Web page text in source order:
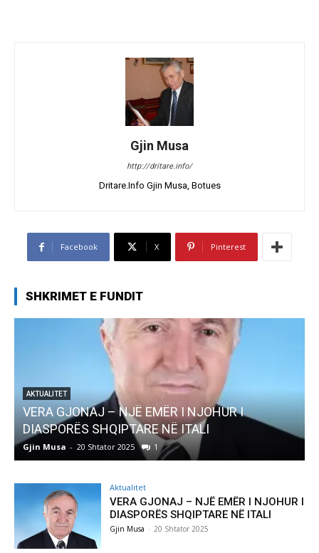
Gjin Musa
http://dritare.info/
Dritare.Info Gjin Musa, Botues
Facebook X Pinterest
SHKRIMET E FUNDIT
EMËR I NJOHUR I
NË ITALI
1
AKTUALITET
Pregaditi Gjin Musa-
Gjin Musa
Aktualitet
VERA GJONAJ – NJË EMËR I NJOHUR I
DIASPORËS SHQIPTARE NË ITALI
Gjin Musa - 20 Shtator 2025